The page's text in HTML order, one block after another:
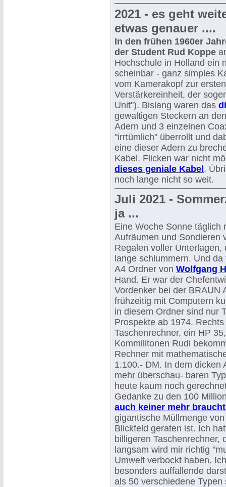
2021 - es geht
etwas genauer ....
In den frühen 1960er
der Student Rud Koppe
Hochschule in Holland ein
scheinbar - ganz simples
vom Kamerakopf zur ersten
Verstärkereinheit, der
Unit"). Bislang waren das
gewaltigen Steckern an
Adern und 3 einzelnen
"irrtümlich" überrollt und
eine dieser Adern zu
Kabel. Flicken war nicht
dieses geniale Kabel .
noch lange nicht so weit.
Juli 2021 -
ja ...
Eine Woche Sonne täglich
Aufräumen und Sondieren
Regalen voller Unterlagen,
lange schlummern. Und
A4 Ordner von Wolfgang
Hand. Er war der
Vordenker bei der BRAUN
frühzeitig mit Computern
in diesem Ordner sind nur
Prospekte ab 1974.
Taschenrechner, ein HP
Kommilitonen Rudi
Rechner mit
1.100.- DM. In dem dicken
mehr überschau- baren
heute kaum noch
Gedanke zu den 100
auch keiner mehr braucht
gigantische Müllmenge
Blickfeld geraten ist. Ich
billigeren Taschenrechner,
langsam wird mir richtig
Umwelt verbockt haben.
besonders auffallende
als 50 verschiedene